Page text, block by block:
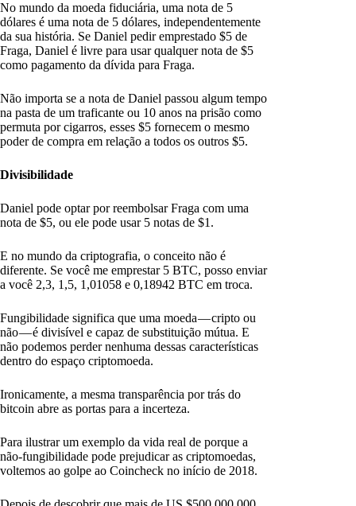
No mundo da moeda fiduciária, uma nota de 5
dólares é uma nota de 5 dólares, independentemente
da sua história. Se Daniel pedir emprestado $5 de
Fraga, Daniel é livre para usar qualquer nota de $5
como pagamento da dívida para Fraga.
Não importa se a nota de Daniel passou algum tempo
na pasta de um traficante ou 10 anos na prisão como
permuta por cigarros, esses $5 fornecem o mesmo
poder de compra em relação a todos os outros $5.
Divisibilidade
Daniel pode optar por reembolsar Fraga com uma
nota de $5, ou ele pode usar 5 notas de $1.
E no mundo da criptografia, o conceito não é
diferente. Se você me emprestar 5 BTC, posso enviar
a você 2,3, 1,5, 1,01058 e 0,18942 BTC em troca.
Fungibilidade significa que uma moeda — cripto ou
não — é divisível e capaz de substituição mútua. E
não podemos perder nenhuma dessas características
dentro do espaço criptomoeda.
Ironicamente, a mesma transparência por trás do
bitcoin abre as portas para a incerteza.
Para ilustrar um exemplo da vida real de porque a
não-fungibilidade pode prejudicar as criptomoedas,
voltemos ao golpe ao Coincheck no início de 2018.